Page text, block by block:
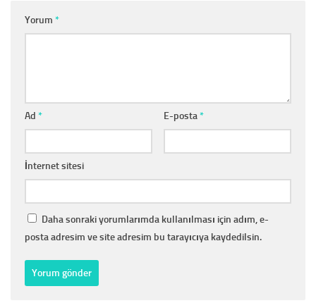
Yorum *
Ad * E-posta*
İnternet sitesi
Daha sonraki yorumlarımda kullanılması için adım, e-
posta adresim ve site adresim bu tarayıcıya kaydedilsin.